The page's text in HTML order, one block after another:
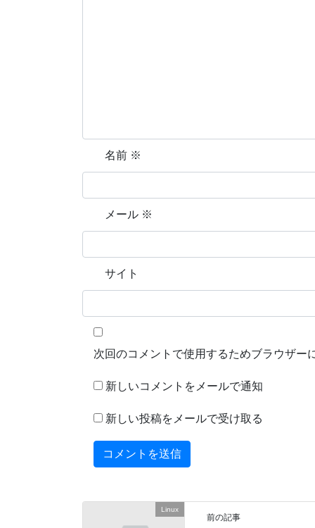
名前 ※
メール ※
サイト
次回のコメントで使用するためブラウザー
新しいコメントをメールで通知
新しい投稿をメールで受け取る
Linux
前の記事